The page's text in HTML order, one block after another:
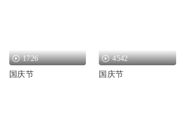
1726
国庆节
4542
国庆节